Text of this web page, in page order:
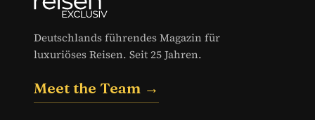
Deutschlands führendes Magazin für
luxuriöses Reisen. Seit 25 Jahren.
Meet the Team →